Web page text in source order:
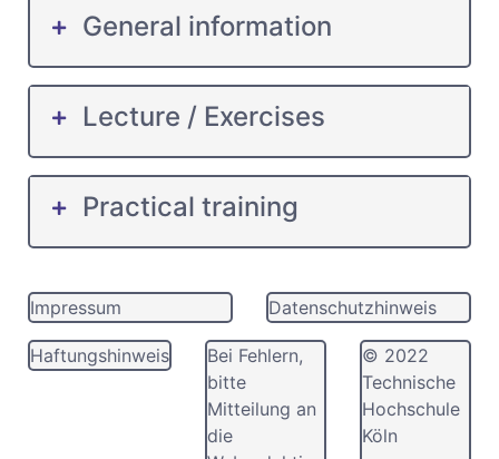
General information
Lecture / Exercises
Practical training
Impressum Datenschutzhinweis
Haftungshinweis
Bei Fehlern,
bitte
Mitteilung an
die
© 2022
Technische
Hochschule
Köln